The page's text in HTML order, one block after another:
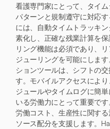
看護専門家にとって、タイ
パターンと規制遵守に対応
には、自動タイムトラッキ
素化し、正確な残業計算を
リング機能は必須であり、
ジューリングを可能にしま
ションツールは、シフトの
す。モバイルアクセスによ
ジュールやタイムログに簡
いる労働力にとって重要で
労働コスト、生産性に関す
ソース配分を支援します。